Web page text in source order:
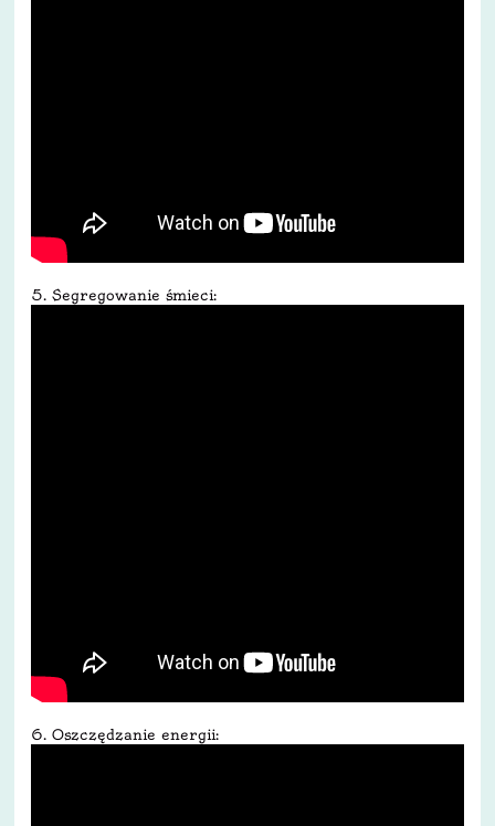
5. Segregowanie śmieci:
6. Oszczędzanie energii: